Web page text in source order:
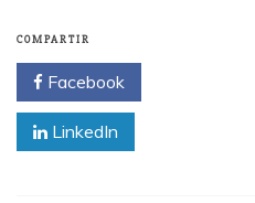
COMPARTIR
Facebook
LinkedIn